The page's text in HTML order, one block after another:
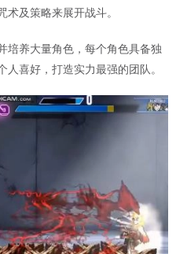
及策略来展开战斗。
培养大量角色，每个角色具备独
喜好，打造实力最强的团队。